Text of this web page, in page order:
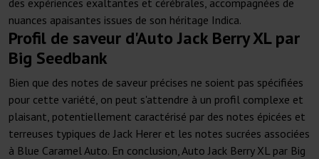
des expériences exaltantes et cérébrales, accompagnées de
nuances apaisantes issues de son héritage Indica.
Profil de saveur d'Auto Jack Berry XL par
Big Seedbank
Bien que des notes de saveur précises ne soient pas spécifiées
pour cette variété, on peut s'attendre à un profil complexe et
plaisant, potentiellement caractérisé par des notes épicées et
terreuses typiques de Jack Herer et les notes sucrées associées
à Blue Caramel Auto. En conclusion, Auto Jack Berry XL par Big